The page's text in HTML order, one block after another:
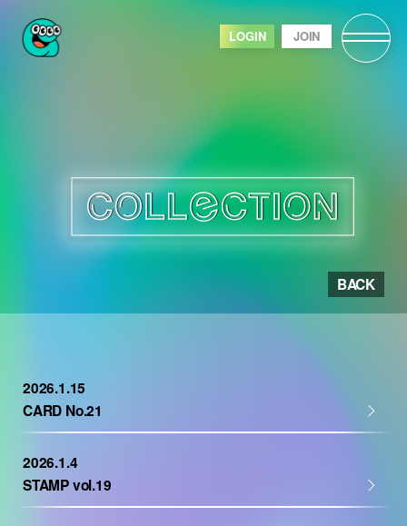
LOGIN JOIN
BACK
2026.1.15
CARD No.21
2026.1.4
STAMP vol.19